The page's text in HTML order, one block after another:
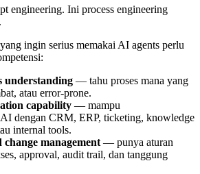
engineering. Ini process engineering
ingin serius memakai AI agents perlu
understanding — tahu proses mana yang
atau error-prone.
capability — mampu
dengan CRM, ERP, ticketing, knowledge
internal tools.
change management — punya aturan
approval, audit trail, dan tanggung